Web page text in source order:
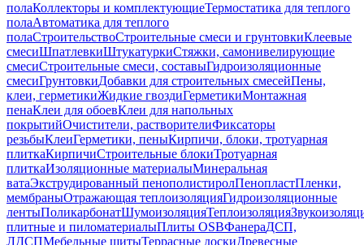
полаКоллекторы и комплектующиеТермостатика для теплого
полаАвтоматика для теплого
полаСтроительствоСтроительные смеси и грунтовкиКлеевые
смесиШпатлевкиШтукатуркиСтяжки, самонивелирующие
смесиСтроительные смеси, составыГидроизоляционные
смесиГрунтовкиДобавки для строительных смесейПены,
клеи, герметикиЖидкие гвоздиГерметикиМонтажная
пенаКлеи для обоевКлеи для напольных
покрытийОчистители, растворителиФиксаторы
резьбыКлеиГерметики, пеныКирпичи, блоки, тротуарная
плиткаКирпичиСтроительные блокиТротуарная
плиткаИзоляционные материалыМинеральная
ватаЭкструдированный пенополистиролПенопластПленки,
мембраныОтражающая теплоизоляцияГидроизоляционные
лентыПоликарбонатШумоизоляцияТеплоизоляция
плитные и пиломатериалыПлиты OSBФанераДСП,
ЛДСПМебельные щитыТеррасные доскиДревесные